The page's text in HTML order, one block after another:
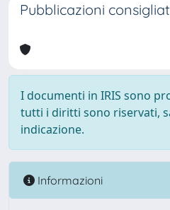
Pubblicazioni
I documenti in IRIS sono
tutti i diritti sono riservati,
indicazione.
Informazioni